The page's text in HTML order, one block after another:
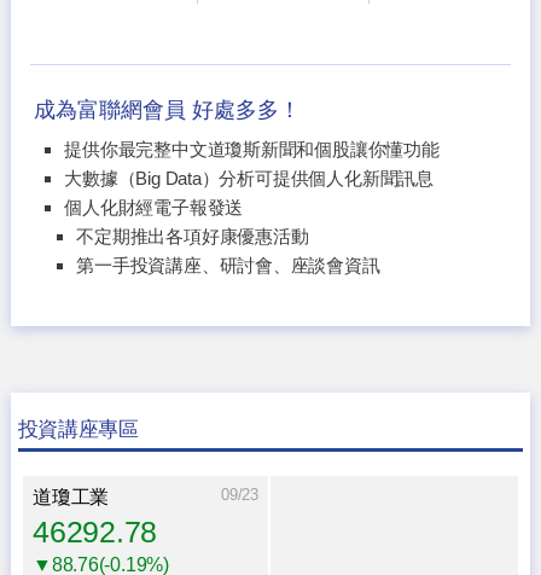
成為富聯網會員 好處多多！
提供你最完整中文道瓊斯新聞和個股讓你懂功能
大數據（Big Data）分析可提供個人化新聞訊息
個人化財經電子報發送
不定期推出各項好康優惠活動
第一手投資講座、研討會、座談會資訊
投資講座專區
道瓊工業 09/23
46292.78
▼88.76(-0.19%)